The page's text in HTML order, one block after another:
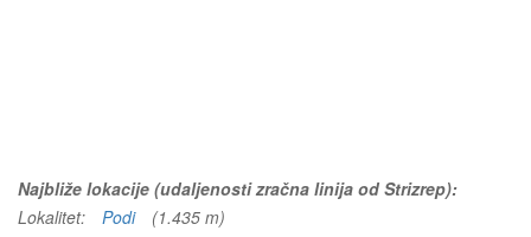
Najbliže lokacije (udaljenosti zračna linija od Strizrep):
Lokalitet:
Podi
(1.435 m)